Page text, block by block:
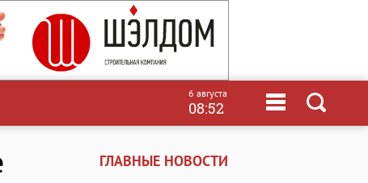
6 августа
08:52
ГЛАВНЫЕ НОВОСТИ